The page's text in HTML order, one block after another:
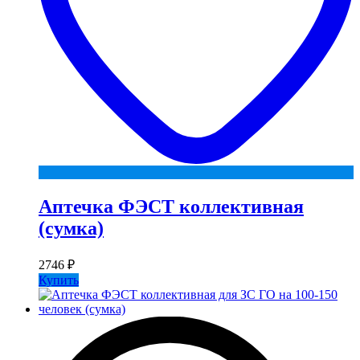
Аптечка ФЭСТ коллективная
(сумка)
2746 ₽
Купить